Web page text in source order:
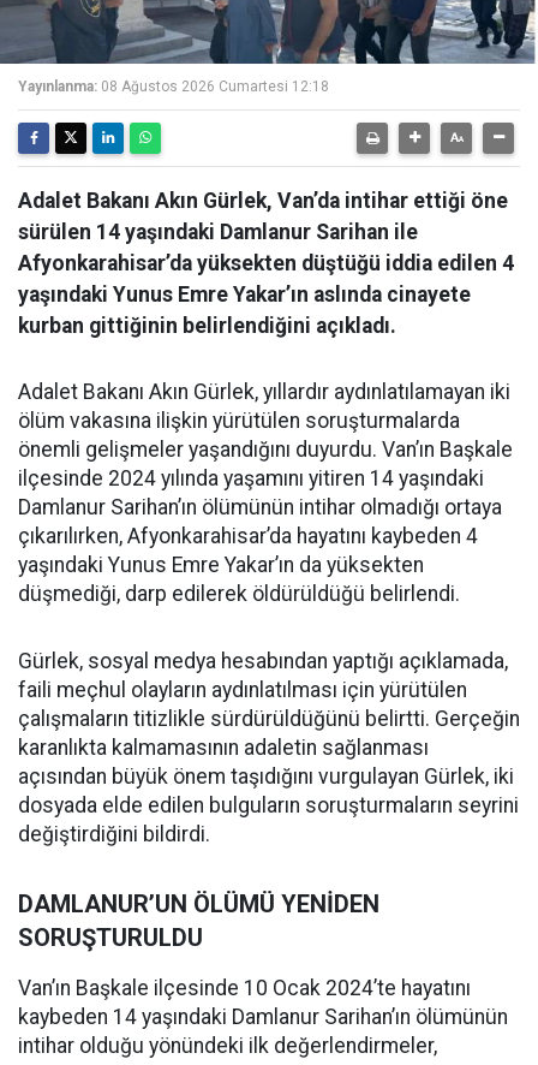
Yayınlanma: 08 Ağustos 2026 Cumartesi 12:18
Adalet Bakanı Akın Gürlek, Van’da intihar ettiği öne
sürülen 14 yaşındaki Damlanur Sarihan ile
Afyonkarahisar’da yüksekten düştüğü iddia edilen 4
yaşındaki Yunus Emre Yakar’ın aslında cinayete
kurban gittiğinin belirlendiğini açıkladı.
Adalet Bakanı Akın Gürlek, yıllardır aydınlatılamayan iki
ölüm vakasına ilişkin yürütülen soruşturmalarda
önemli gelişmeler yaşandığını duyurdu. Van’ın Başkale
ilçesinde 2024 yılında yaşamını yitiren 14 yaşındaki
Damlanur Sarihan’ın ölümünün intihar olmadığı ortaya
çıkarılırken, Afyonkarahisar’da hayatını kaybeden 4
yaşındaki Yunus Emre Yakar’ın da yüksekten
düşmediği, darp edilerek öldürüldüğü belirlendi.
Gürlek, sosyal medya hesabından yaptığı açıklamada,
faili meçhul olayların aydınlatılması için yürütülen
çalışmaların titizlikle sürdürüldüğünü belirtti. Gerçeğin
karanlıkta kalmamasının adaletin sağlanması
açısından büyük önem taşıdığını vurgulayan Gürlek, iki
dosyada elde edilen bulguların soruşturmaların seyrini
değiştirdiğini bildirdi.
DAMLANUR’UN ÖLÜMÜ YENİDEN
SORUŞTURULDU
Van’ın Başkale ilçesinde 10 Ocak 2024’te hayatını
kaybeden 14 yaşındaki Damlanur Sarihan’ın ölümünün
intihar olduğu yönündeki ilk değerlendirmeler,